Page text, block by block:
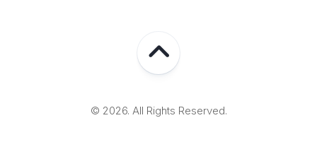
© 2026. All Rights Reserved.